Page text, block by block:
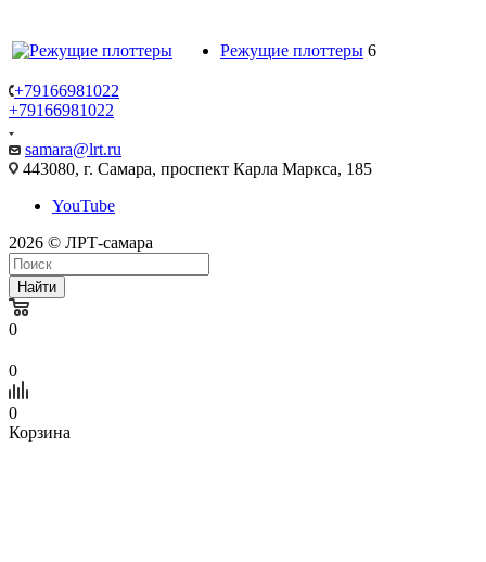
Режущие плоттеры 6
+79166981022
+79166981022
samara@lrt.ru
443080, г. Самара, проспект Карла Маркса, 185
YouTube
2026 © ЛРТ-самара
Найти
0
0
0
Корзина